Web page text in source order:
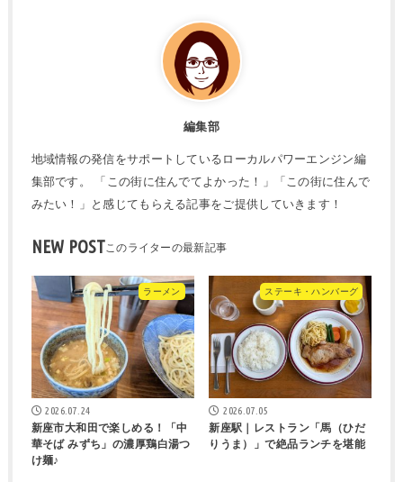
編集部
地域情報の発信をサポートしているローカルパワーエンジン編
集部です。 「この街に住んでてよかった！」「この街に住んで
みたい！」と感じてもらえる記事をご提供していきます！
NEW POST
ラーメン
2026.07.24
新座市大和田で楽しめる！「中
華そば みずち」の濃厚鶏白湯つ
け麺♪
ステーキ・ハンバーグ
2026.07.05
新座駅｜レストラン「馬（ひだ
りうま）」で絶品ランチを堪能